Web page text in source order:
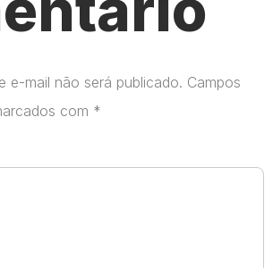
e-mail não será publicado. Campos
com *